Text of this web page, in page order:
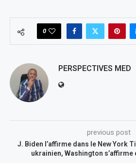
0
PERSPECTIVES MED
previous post
J. Biden l’affirme dans le New York
ukrainien, Washington